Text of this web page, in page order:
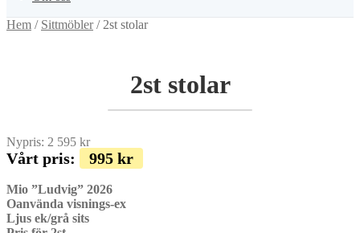
Hem / Sittmöbler/ 2st stolar
2st stolar
Nypris: 2 595 kr
Vårt pris: 995 kr
Mio ”Ludvig” 2026
Oanvända visnings-ex
Ljus ek/grå sits